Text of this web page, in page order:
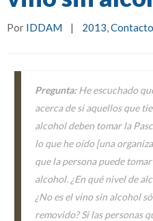
Por IDDAM | 2013,
Pregunta:He escuchado
acerca de si aquellos que
alcohol deben tomar la
lo que he oído [una
que la persona puede
alcohol. ¿En qué nivel de
¿No es el vino sin alcohol
removido? Si las personas